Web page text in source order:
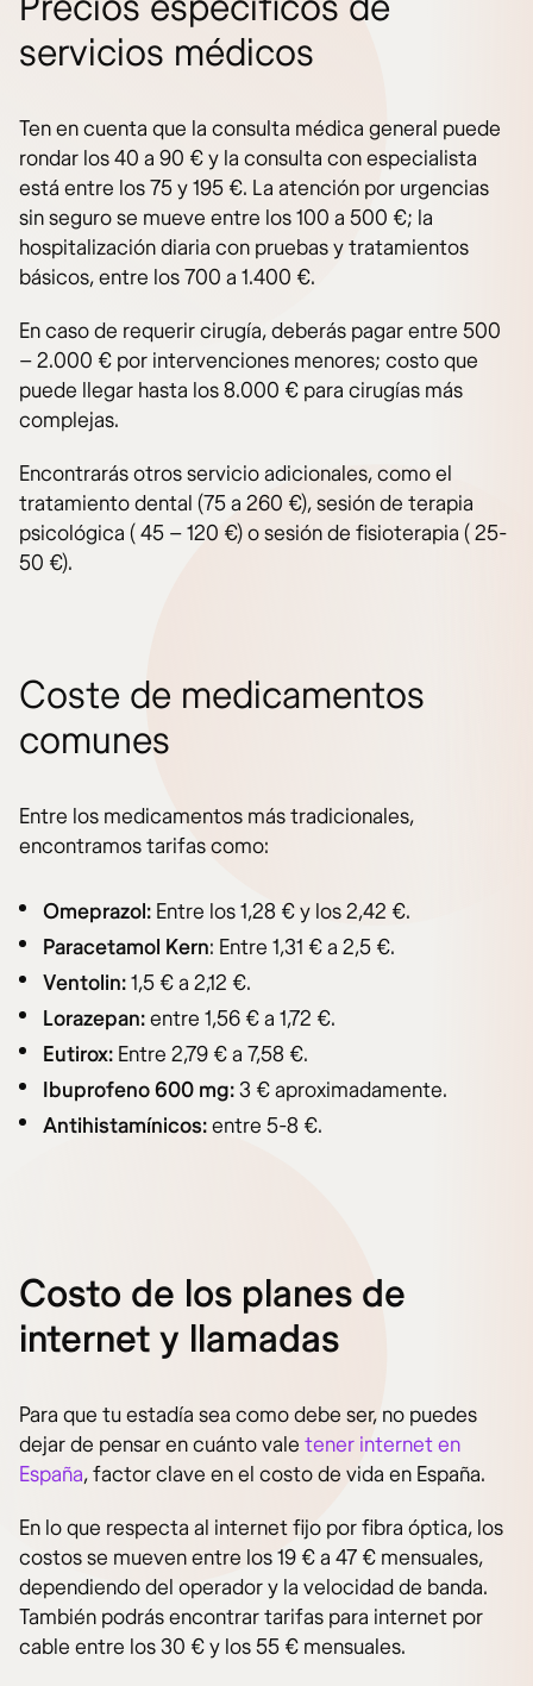
servicios médicos
Ten en cuenta que la consulta médica general puede
rondar los 40 a 90 € y la consulta con especialista
está entre los 75 y 195 €. La atención por urgencias
sin seguro se mueve entre los 100 a 500 €; la
hospitalización diaria con pruebas y tratamientos
básicos, entre los 700 a 1.400 €.
En caso de requerir cirugía, deberás pagar entre 500
– 2.000 € por intervenciones menores; costo que
puede llegar hasta los 8.000 € para cirugías más
complejas.
Encontrarás otros servicio adicionales, como el
tratamiento dental (75 a 260 €), sesión de terapia
psicológica ( 45 – 120 €) o sesión de fisioterapia ( 25-
50 €).
Coste de medicamentos
comunes
Entre los medicamentos más tradicionales,
encontramos tarifas como:
Omeprazol: Entre los 1,28 € y los 2,42 €.
Paracetamol Kern: Entre 1,31 € a 2,5 €.
Ventolin:1,5 € a 2,12 €.
Lorazepan:entre 1,56 € a 1,72 €.
Eutirox: Entre 2,79 € a 7,58 €.
Ibuprofeno 600 mg:3 € aproximadamente.
Antihistamínicos:entre 5-8 €.
Costo de los planes de
internet y llamadas
Para que tu estadía sea como debe ser, no puedes
dejar de pensar en cuánto vale tener internet en
España, factor clave en el costo de vida en España.
En lo que respecta al internet fijo por fibra óptica, los
costos se mueven entre los 19 € a 47 € mensuales,
dependiendo del operador y la velocidad de banda.
También podrás encontrar tarifas para internet por
cable entre los 30 € y los 55 € mensuales.